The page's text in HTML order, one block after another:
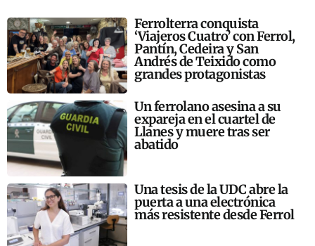
Ferrolterra conquista
‘Viajeros Cuatro’ con Ferrol,
Pantín, Cedeira y San
Andrés de Teixido como
grandes protagonistas
Un ferrolano asesina a su
expareja en el cuartel de
Llanes y muere tras ser
abatido
Una tesis de la UDC abre la
puerta a una electrónica
más resistente desde Ferrol